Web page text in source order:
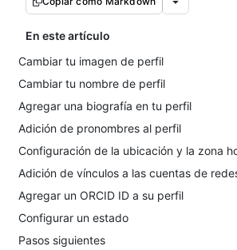
En este artículo
Cambiar tu imagen de perfil
Cambiar tu nombre de perfil
Agregar una biografía en tu perfil
Adición de pronombres al perfil
Configuración de la ubicación y la zona
Adición de vínculos a las cuentas de
Agregar un ORCID ID a su perfil
Configurar un estado
Pasos siguientes